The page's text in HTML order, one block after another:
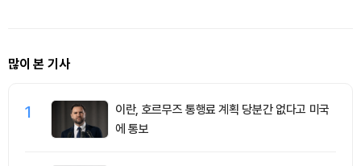
많이 본 기사
1
이란, 호르무즈 통행료 계획 당분간 없다고 미국
에 통보